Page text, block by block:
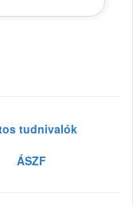
tudnivalók
ÁSZF